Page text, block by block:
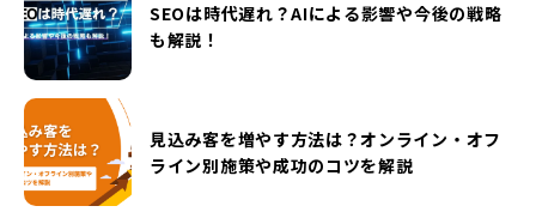
SEOは時代遅れ？AIによる影響や今後の戦略
も解説！
見込み客を増やす方法は？オンライン・オフ
ライン別施策や成功のコツを解説